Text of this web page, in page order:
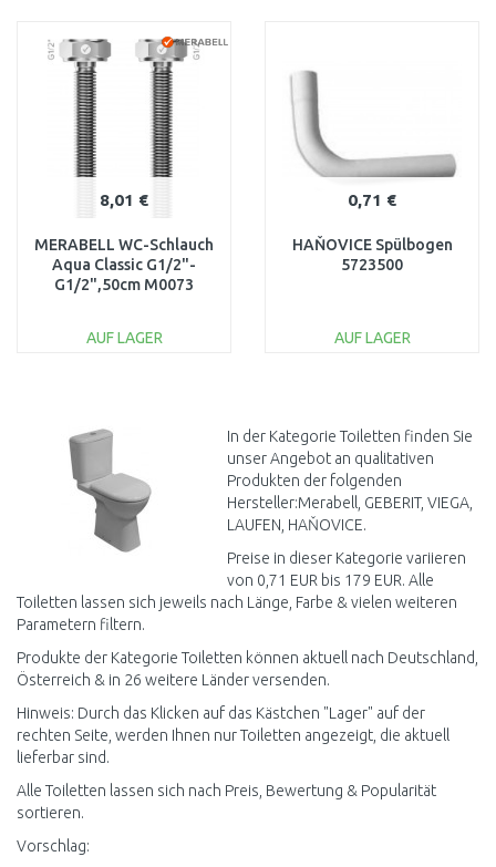
Vergleichen
8,01 €
MERABELL WC-Schlauch
Aqua Classic G1/2"-
G1/2",50cm M0073
AUF LAGER
Vergleichen
0,71 €
HAŇOVICE Spülbogen
5723500
AUF LAGER
Vergleichen
In der Kategorie Toiletten finden Sie
unser Angebot an qualitativen
Produkten der folgenden
Hersteller:Merabell, GEBERIT, VIEGA,
LAUFEN, HAŇOVICE.
Preise in dieser Kategorie variieren
von 0,71 EUR bis 179 EUR. Alle
Toiletten lassen sich jeweils nach Länge, Farbe & vielen weiteren
Parametern filtern.
Produkte der Kategorie Toiletten können aktuell nach Deutschland,
Österreich & in 26 weitere Länder versenden.
Hinweis: Durch das Klicken auf das Kästchen "Lager" auf der
rechten Seite, werden Ihnen nur Toiletten angezeigt, die aktuell
lieferbar sind.
Alle Toiletten lassen sich nach Preis, Bewertung & Popularität
sortieren.
Vorschlag: